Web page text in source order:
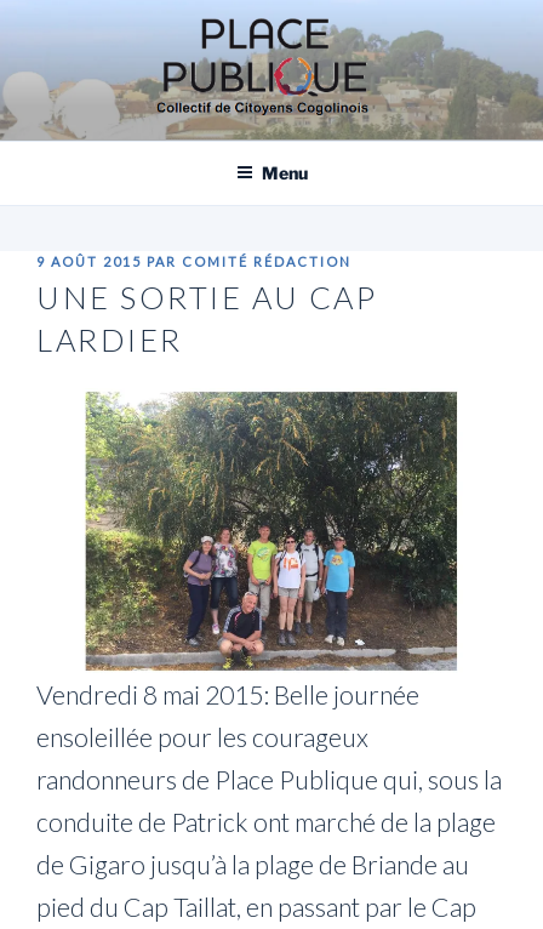
contenu
principal
PLACE PUBLIQUE, COLLECTIF DE
CITOYENS COGOLINOIS
Menu
PUBLIÉ
9 AOÛT 2015 PAR COMITÉ RÉDACTION
UNE SORTIE AU CAP
LARDIER
Vendredi 8 mai 2015: Belle journée
ensoleillée pour les courageux
randonneurs de Place Publique qui, sous la
conduite de Patrick ont marché de la plage
de Gigaro jusqu’à la plage de Briande au
pied du Cap Taillat, en passant par le Cap